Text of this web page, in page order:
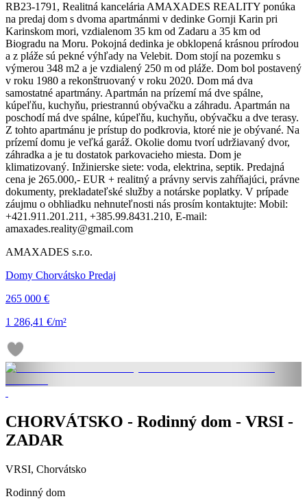
RB23-1791, Realitná kancelária AMAXADES REALITY ponúka
na predaj dom s dvoma apartmánmi v dedinke Gornji Karin pri
Karinskom mori, vzdialenom 35 km od Zadaru a 35 km od
Biogradu na Moru. Pokojná dedinka je obklopená krásnou prírodou
a z pláže sú pekné výhľady na Velebit. Dom stojí na pozemku s
výmerou 348 m2 a je vzdialený 250 m od pláže. Dom bol postavený
v roku 1980 a rekonštruovaný v roku 2020. Dom má dva
samostatné apartmány. Apartmán na prízemí má dve spálne,
kúpeľňu, kuchyňu, priestrannú obývačku a záhradu. Apartmán na
poschodí má dve spálne, kúpeľňu, kuchyňu, obývačku a dve terasy.
Z tohto apartmánu je prístup do podkrovia, ktoré nie je obývané. Na
prízemí domu je veľká garáž. Okolie domu tvorí udržiavaný dvor,
záhradka a je tu dostatok parkovacieho miesta. Dom je
klimatizovaný. Inžinierske siete: voda, elektrina, septik. Predajná
cena je 265.000,- EUR + realitný a právny servis zahŕňajúci, právne
dokumenty, prekladateľské služby a notárske poplatky. V prípade
záujmu o obhliadku nehnuteľnosti nás prosím kontaktujte: Mobil:
+421.911.201.211, +385.99.8431.210, E-mail:
amaxades.reality@gmail.com
AMAXADES s.r.o.
Domy Chorvátsko Predaj
265 000 €
1 286,41 €/m²
CHORVÁTSKO - Rodinný dom - VRSI -
ZADAR
VRSI, Chorvátsko
Rodinný dom